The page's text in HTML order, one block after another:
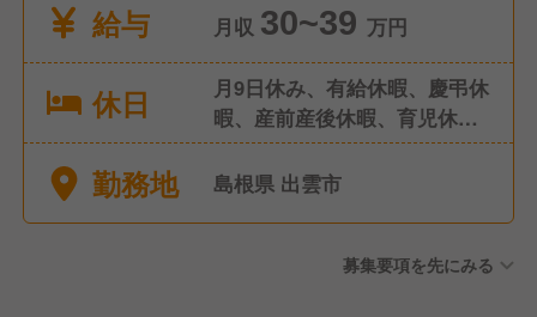
給与
月収 30~39 万円
休日
月9日休み、有給休暇、慶弔休
暇、産前産後休暇、育児休
暇、介護休暇
勤務地 島根県 出雲市
募集要項を先にみる